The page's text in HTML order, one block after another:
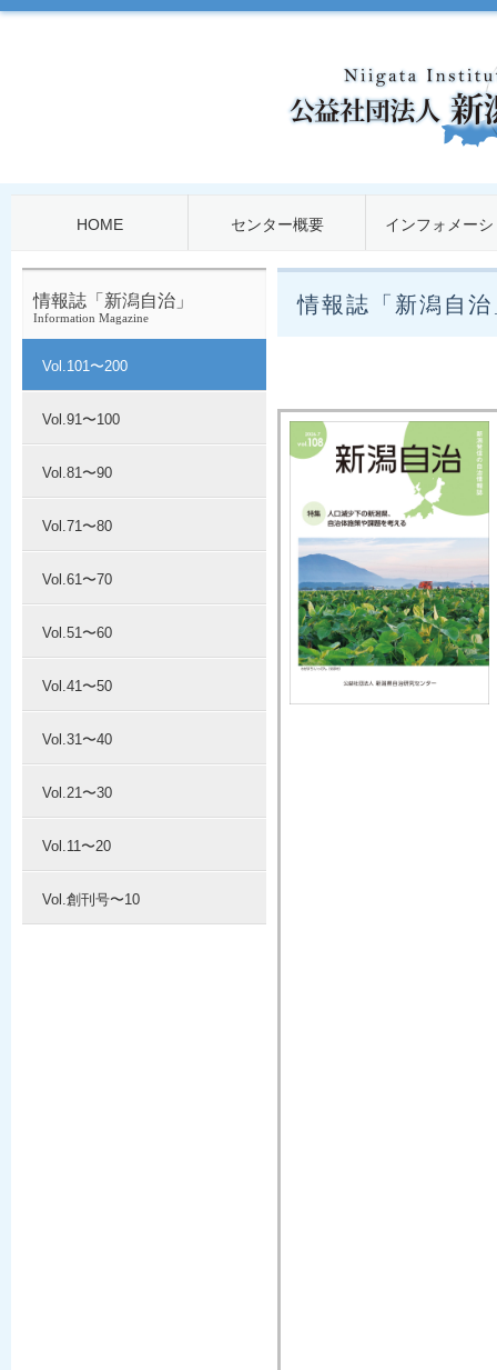
HOME センター概要 インフォメーシ
情報誌「新潟自治
情報誌「新潟自治」
Information Magazine
Vol.101〜200
Vol.91〜100
Vol.81〜90
Vol.71〜80
Vol.61〜70
Vol.51〜60
Vol.41〜50
Vol.31〜40
Vol.21〜30
Vol.11〜20
Vol.創刊号〜10